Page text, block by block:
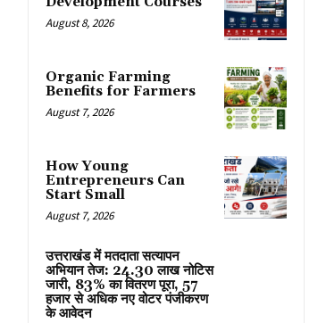
August 8, 2026
Organic Farming
Benefits for Farmers
August 7, 2026
How Young
Entrepreneurs Can
Start Small
August 7, 2026
उत्तराखंड में मतदाता सत्यापन
अभियान तेज: 24.30 लाख नोटिस
जारी, 83% का वितरण पूरा, 57
हजार से अधिक नए वोटर पंजीकरण
के आवेदन